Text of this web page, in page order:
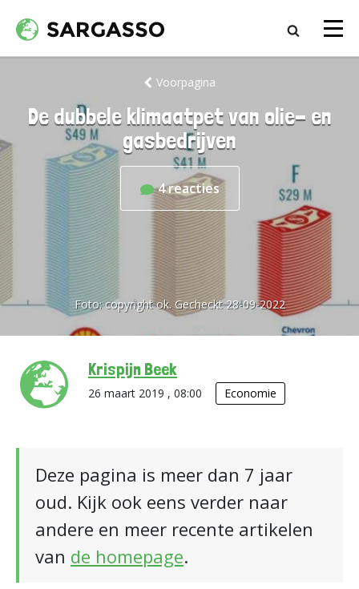
Voorpagina
De dubbele klimaatpet van olie- en
gasbedrijven
4reacties
Foto:copyright ok. Gecheckt 28-09-2022
Krispijn Beek
26 maart 2019 , 08:00 Economie
Deze pagina is meer dan 7 jaar
oud. Kijk ook eens verder naar
andere en meer recente artikelen
van de homepage.